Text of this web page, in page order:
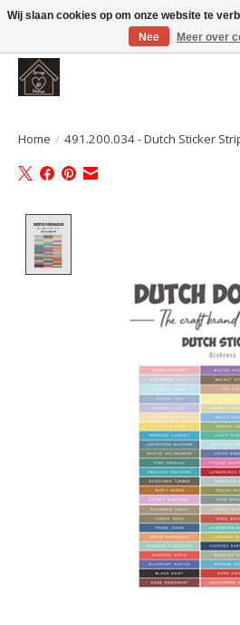
Large selection of products and fast shipping!
Home / 491.200.034 - Dutch Sticker
Wij slaan cookies op om onze website te
Nee
Meer over